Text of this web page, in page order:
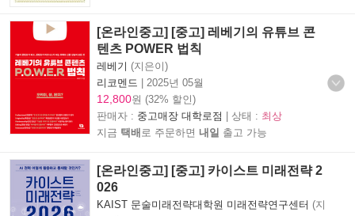
[온라인중고] [중고] 레베기의 유튜브 콘
텐츠 POWER 법칙
레베기 (지은이)
리코멘드
2025년 05월
12,800원 (32% 할인)
판매자 : 중고매장 대학로점 | 상태 : 최상
지금 택배 로 주문하면 내일 출고 가능
[온라인중고] [중고] 카이스트 미래전략 2
026
KAIST 문술미래전략대학원 미래전략연구센터 (지